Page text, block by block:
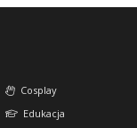
Cosplay
Edukacja